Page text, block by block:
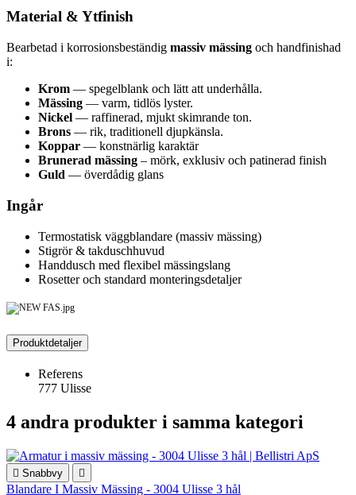
Material & Ytfinish
Bearbetad i korrosionsbeständig massiv mässing och handfinishad
i:
Krom — spegelblank och lätt att underhålla.
Mässing — varm, tidlös lyster.
Nickel — raffinerad, mjukt skimrande ton.
Brons — rik, traditionell djupkänsla.
Koppar — konstnärlig karaktär
Brunerad mässing – mörk, exklusiv och patinerad finish
Guld — överdådig glans
Ingår
Termostatisk väggblandare (massiv mässing)
Stigrör & takduschhuvud
Handdusch med flexibel mässingslang
Rosetter och standard monteringsdetaljer
Produktdetaljer
Referens
777 Ulisse
4 andra produkter i samma kategori
 Snabbvy 
Blandare I Massiv Mässing - 3004 Ulisse 3 hål